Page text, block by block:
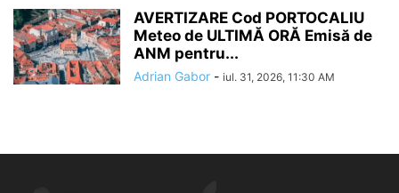
AVERTIZARE Cod PORTOCALIU
Meteo de ULTIMĂ ORĂ Emisă de
ANM pentru...
Adrian Gabor - iul. 31, 2026, 11:30 AM